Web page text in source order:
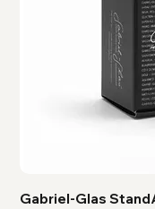
Gabriel-Glas